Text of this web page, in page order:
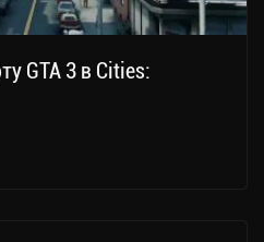
GTA 3 в Cities: